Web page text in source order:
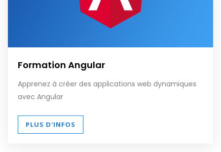
Formation Angular
Apprenez à créer des applications web dynamiques
avec Angular
PLUS D'INFOS